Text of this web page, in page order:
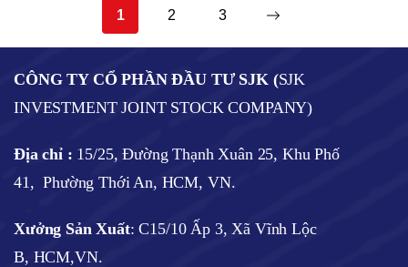
1 2 3
CÔNG TY CỔ PHẦN ĐẦU TƯ SJK (SJK
INVESTMENT JOINT STOCK COMPANY)
Địa chỉ : 15/25, Đường Thạnh Xuân 25, Khu Phố
41, Phường Thới An, HCM, VN.
Xưởng Sản Xuất: C15/10 Ấp 3, Xã Vĩnh Lộc
B, HCM,VN.